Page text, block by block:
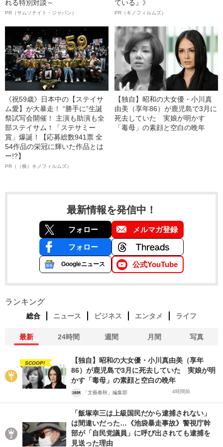
れる特別対談～
PR（サムソナイト・ジャパン）
ている』》
PR（キノフィルムズ）
《祝59歳》日本中の【ステイサ
ム愛】が大暴走！ “勝手に”生誕
祭試写会開催！ 主演も助演も全
部ステイサム！「ステサミー
賞」爆誕！【応募総数941票 全
54作品の栄冠に輝いた作品とは
ー!?】
PR（（株）キノフィルムズ）
【独自】昭和の大女優・小川真
由美（享年86）が鹿児島で3月に
死去していた 実娘が明かす
「毒母」の素顔と空白の晩年
最新情報を発信中！
フォロー メルマガ登録
フォロー
Googleニュース 公式YouTube
ランキング
総合 ニュース ビジネス エンタメ ライフ
最新 24時間 週間 月間 写真
SCOOP!
【独自】昭和の大女優・小川真由美（享年
86）が鹿児島で3月に死去していた 実娘が明
かす「毒母」の素顔と空白の晩年
「文藝春秋」編集部 4時間前
「飯塚幸三は上級国民だから逮捕されない」
は間違いだった…《池袋暴走事故》警視庁幹
部が「自民党議員」に呼び出されても逮捕を
見送った理由